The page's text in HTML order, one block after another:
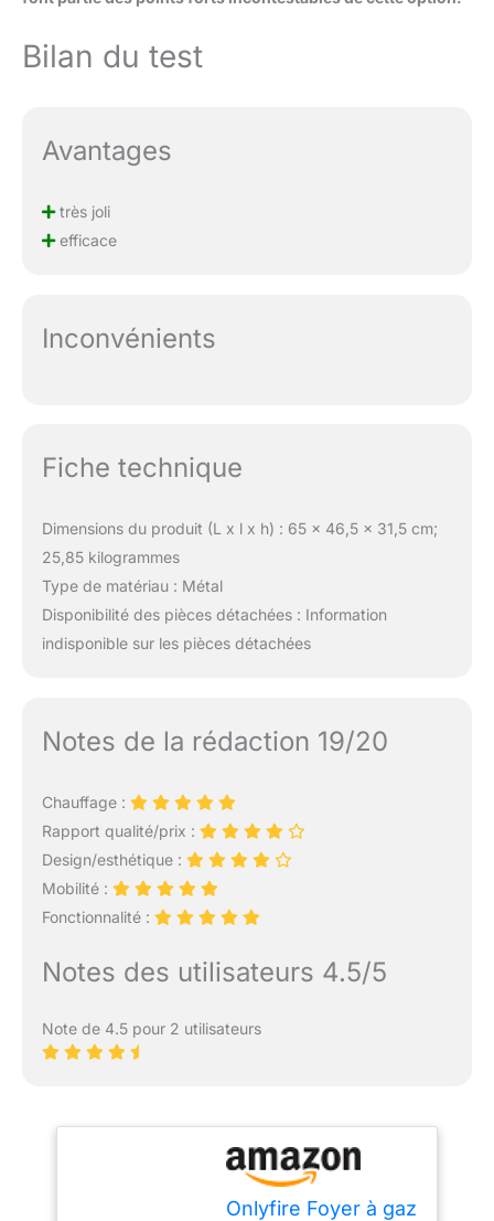
Bilan du test
Avantages
très joli
efficace
Inconvénients
Fiche technique
Dimensions du produit (L x l x h) : 65 x 46,5 x 31,5 cm;
25,85 kilogrammes
Type de matériau : Métal
Disponibilité des pièces détachées : Information
indisponible sur les pièces détachées
Notes de la rédaction 19/20
Chauffage :
Rapport qualité/prix :
Design/esthétique :
Mobilité :
Fonctionnalité :
Notes des utilisateurs 4.5/5
Note de 4.5 pour 2 utilisateurs
Onlyfire Foyer à gaz